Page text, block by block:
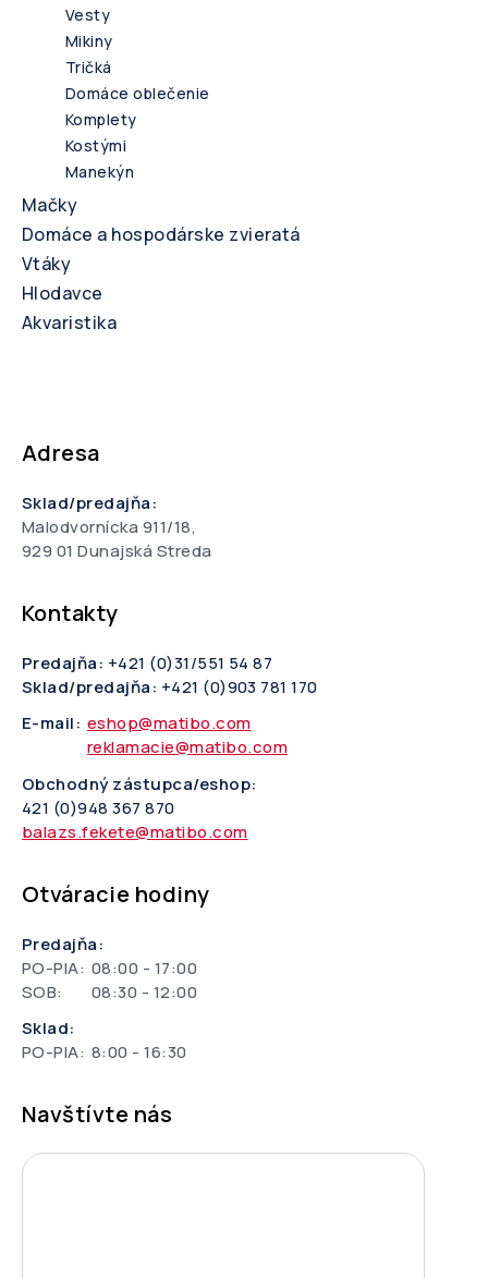
Vesty
Mikiny
Tričká
Domáce oblečenie
Komplety
Kostými
Manekýn
Mačky
Domáce a hospodárske zvieratá
Vtáky
Hlodavce
Akvaristika
Adresa
Sklad/predajňa:
Malodvornícka 911/18,
929 01 Dunajská Streda
Kontakty
Predajňa: +421 (0)31/551 54 87
Sklad/predajňa: +421 (0)903 781 170
E-mail: eshop@matibo.com
reklamacie@matibo.com
Obchodný zástupca/eshop:
421 (0)948 367 870
balazs.fekete@matibo.com
Otváracie hodiny
Predajňa:
PO-PIA: 08:00 - 17:00
SOB:
08:30 - 12:00
Sklad:
PO-PIA: 8:00 - 16:30
Navštívte nás